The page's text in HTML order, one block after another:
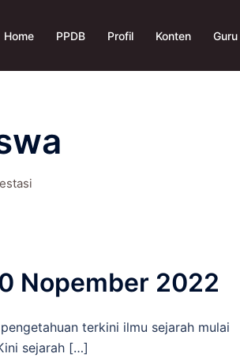
Home PPDB Profil Konten Guru
Nopember 2022
terkini ilmu sejarah mulai
sejarah […]